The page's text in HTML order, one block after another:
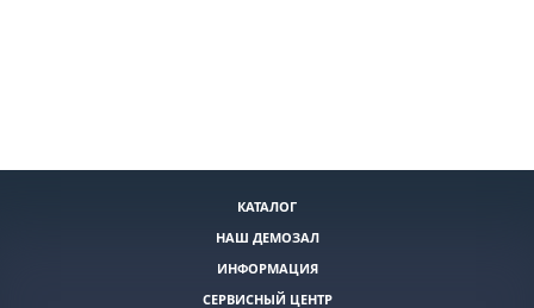
КАТАЛОГ
НАШ ДЕМОЗАЛ
ИНФОРМАЦИЯ
СЕРВИСНЫЙ ЦЕНТР